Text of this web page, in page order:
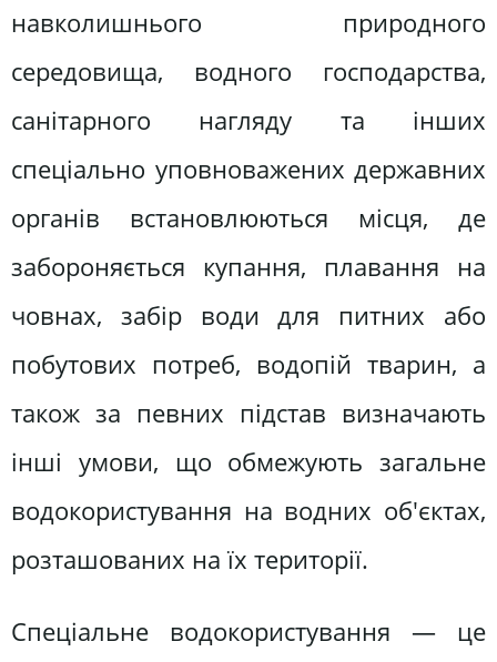
навколишнього природного
середовища, водного господарства,
санітарного нагляду та інших
спеціально уповноважених державних
органів встановлюються місця, де
забороняється купання, плавання на
човнах, забір води для питних або
побутових потреб, водопій тварин, а
також за певних підстав визначають
інші умови, що обмежують загальне
водокористування на водних об'єктах,
розташованих на їх території.
Спеціальне водокористування — це